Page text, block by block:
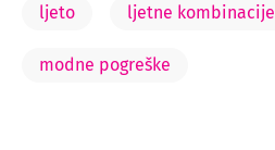
ljeto ljetne kombinacije
modne pogreške